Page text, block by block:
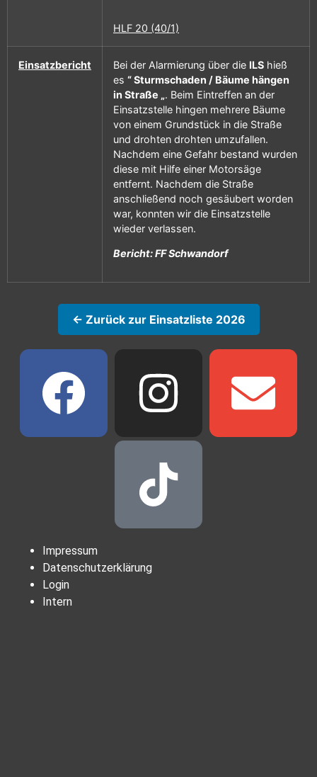
HLF 20 (40/1)
Einsatzbericht Bei der Alarmierung über die ILS hieß
es “ Sturmschaden / Bäume hängen
in Straße „. Beim Eintreffen an der
Einsatzstelle hingen mehrere Bäume
von einem Grundstück in die Straße
und drohten drohten umzufallen.
Nachdem eine Gefahr bestand wurden
diese mit Hilfe einer Motorsäge
entfernt. Nachdem die Straße
anschließend noch gesäubert worden
war, konnten wir die Einsatzstelle
wieder verlassen.
Bericht: FF Schwandorf
← Zurück zur Einsatzliste 2026
Impressum
Datenschutzerklärung
Login
Intern